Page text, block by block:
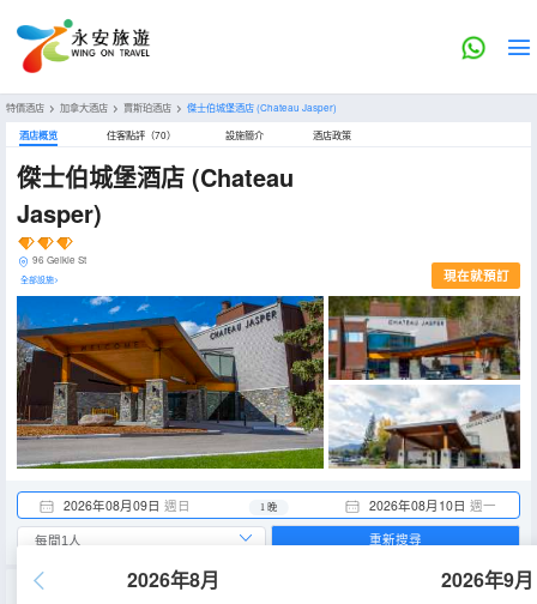
特價酒店 > 加拿大酒店 > 賈斯珀酒店 > 傑士伯城堡酒店(Chateau Jasper)
酒店概览 住客點評（70） 設施簡介 酒店政策
傑士伯城堡酒店 (Chateau
Jasper)
96 Geikie St
全部設施> 現在就預訂
2026年08月09日 週日 2026年08月10日 週一
1 晚
2026年8月 2026年9月
重新搜尋